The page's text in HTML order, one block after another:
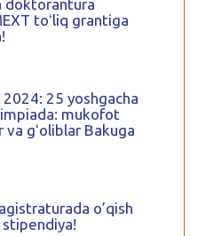
doktorantura
toʻliq grantiga
25 yoshgacha
mukofot
gʻoliblar Bakuga
o’qish
stipendiya!